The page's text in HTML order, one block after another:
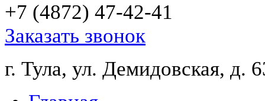
+7 (4872) 47-42-41
Заказать звонок
г. Тула, ул. Демидовская, д.